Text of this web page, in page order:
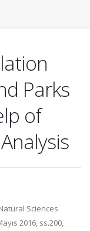
Parks
of
Sciences
2016, ss.200,